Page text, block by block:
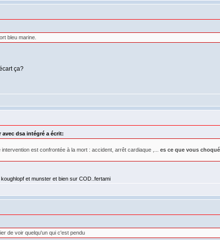
bleu marine.
ça?
dsa intégré a écrit:
est confrontée à la mort : accident, arrêt cardiaque ,... es ce que vous
et munster et bien sur COD..fertami
de voir quelqu'un qui c'est pendu